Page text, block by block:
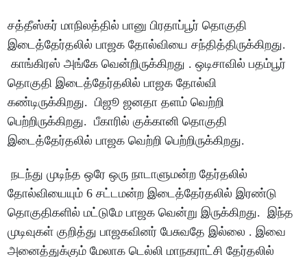
சத்தீஸ்கர் மாநிலத்தில் பானு பிரதாப்பூர் தொகுதி
இடைத்தேர்தலில் பாஜக தோல்வியை சந்தித்திருக்கிறது.
காங்கிரஸ் அங்கே வென்றிருக்கிறது . ஒடிசாவில் பதம்பூர்
தொகுதி இடைத்தேர்தலில் பாஜக தோல்வி
கண்டிருக்கிறது. பிஜூ ஜனதா தளம் வெற்றி
பெற்றிருக்கிறது. பீகாரில் குக்கானி தொகுதி
இடைத்தேர்தலில் பாஜக வெற்றி பெற்றிருக்கிறது.
நடந்து முடிந்த ஒரே ஒரு நாடாளுமன்ற தேர்தலில்
தோல்வியையும் 6 சட்டமன்ற இடைத்தேர்தலில் இரண்டு
தொகுதிகளில் மட்டுமே பாஜக வென்று இருக்கிறது. இந்த
முடிவுகள் குறித்து பாஜகவினர் பேசுவதே இல்லை . இவை
அனைத்துக்கும் மேலாக டெல்லி மாநகராட்சி தேர்தலில்